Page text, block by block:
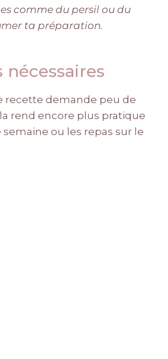
comme du persil ou du
ta préparation.
nécessaires
recette demande peu de
rend encore plus pratique
semaine ou les repas sur le